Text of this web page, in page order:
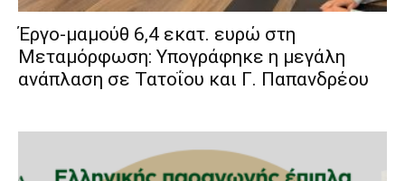
Έργο-μαμούθ 6,4 εκατ. ευρώ στη
Μεταμόρφωση: Υπογράφηκε η μεγάλη
ανάπλαση σε Τατοΐου και Γ. Παπανδρέου